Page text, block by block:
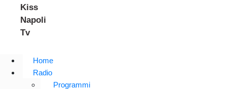
Kiss
Napoli
Tv
Home
Radio
Programmi